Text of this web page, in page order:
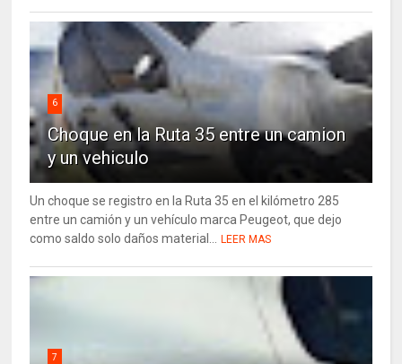
6
Choque en la Ruta 35 entre un camion
y un vehiculo
Un choque se registro en la Ruta 35 en el kilómetro 285
entre un camión y un vehículo marca Peugeot, que dejo
como saldo solo daños material... LEER MAS
7